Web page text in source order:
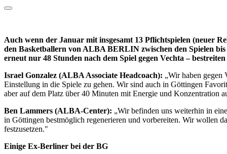
Auch wenn der Januar mit insgesamt 13 Pflichtspielen (neuer
den Basketballern von ALBA BERLIN zwischen den Spielen
erneut nur 48 Stunden nach dem Spiel gegen Vechta –
Israel Gonzalez (ALBA Associate Headcoach): „Wir haben gegen
Einstellung in die Spiele zu gehen. Wir sind auch in Göttingen
aber auf dem Platz über 40 Minuten mit Energie und Konzentration
Ben Lammers (ALBA-Center): „Wir befinden uns weiterhin in
in Göttingen bestmöglich regenerieren und vorbereiten. Wir wollen
festzusetzen."
Einige Ex-Berliner bei der BG